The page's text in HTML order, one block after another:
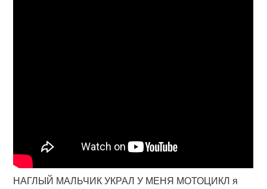
НАГЛЫЙ МАЛЬЧИК УКРАЛ У МЕНЯ МОТОЦИКЛ я